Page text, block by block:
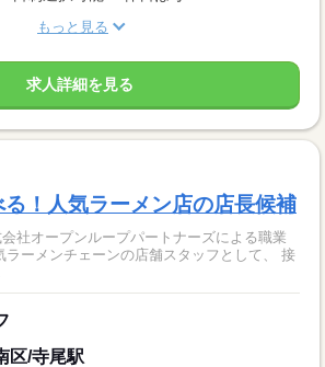
もっと見る
求人詳細を見る
！人気ラーメン店の店長候補
社オープンループパートナーズによる職業
ラーメンチェーンの店舗スタッフとして、 接
区/寺尾駅